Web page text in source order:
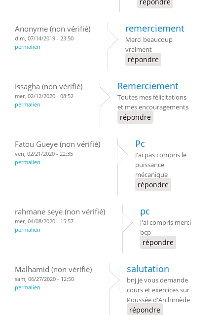
Anonyme (non vérifié)
dim, 07/14/2019 - 23:50
permalien
remerciement
Merci beaucoup
vraiment
répondre
Issagha (non vérifié)
mer, 02/12/2020 - 08:52
permalien
Remerciement
Toutes mes félicitations
et mes encouragements
répondre
Fatou Gueye (non vérifié)
ven, 02/21/2020 - 22:35
permalien
Pc
J'ai pas compris le
puissance
mécanique
répondre
rahmane seye (non vérifié)
mer, 04/08/2020 - 15:57
permalien
pc
j'ai compris merci
bcp
répondre
Malhamid (non vérifié)
sam, 06/27/2020 - 12:50
permalien
salutation
bnj je vous demande
cours et exercices sur
Poussée d'Archimède
répondre